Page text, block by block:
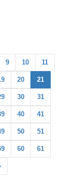
9 10 11
20 21
30 31
40 41
50 51
60 61